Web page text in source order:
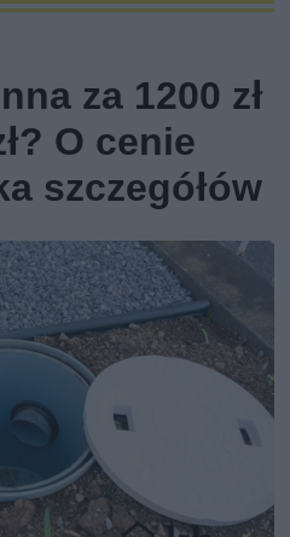
za 1200 zł
O cenie
szczegółów